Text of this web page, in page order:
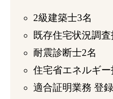
2級建築士3名
既存住宅状況調査
耐震診断士2名
住宅省エネルギー
適合証明業務 登